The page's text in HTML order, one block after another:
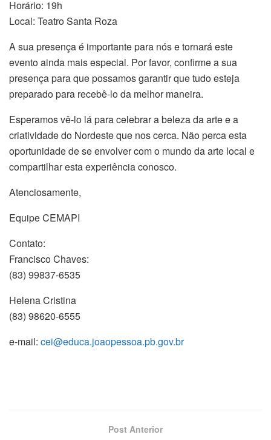
Horário: 19h
Local: Teatro Santa Roza
A sua presença é importante para nós e tornará este
evento ainda mais especial. Por favor, confirme a sua
presença para que possamos garantir que tudo esteja
preparado para recebê-lo da melhor maneira.
Esperamos vê-lo lá para celebrar a beleza da arte e a
criatividade do Nordeste que nos cerca. Não perca esta
oportunidade de se envolver com o mundo da arte local e
compartilhar esta experiência conosco.
Atenciosamente,
Equipe CEMAPI
Contato:
Francisco Chaves:
(83) 99837-6535
Helena Cristina
(83) 98620-6555
e-mail: cei@educa.joaopessoa.pb.gov.br
Post Anterior